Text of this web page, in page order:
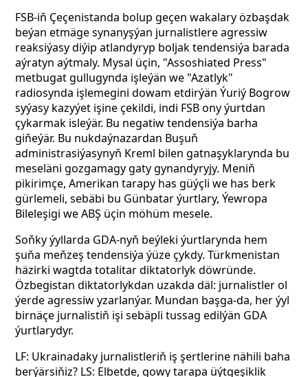
FSB-iň Çeçenistanda bolup geçen wakalary özbaşdak
beýan etmäge synanyşýan jurnalistlere agressiw
reaksiýasy diýip atlandyryp boljak tendensiýa barada
aýratyn aýtmaly. Mysal üçin, "Assoshiated Press"
metbugat gullugynda işleýän we "Azatlyk"
radiosynda işlemegini dowam etdirýän Ýuriý Bogrow
syýasy kazyýet işine çekildi, indi FSB ony ýurtdan
çykarmak isleýär. Bu negatiw tendensiýa barha
giňeýär. Bu nukdaýnazardan Buşuň
administrasiýasynyň Kreml bilen gatnaşyklarynda bu
meseläni gozgamagy gaty gynandyryjy. Meniň
pikirimçe, Amerikan tarapy has güýçli we has berk
gürlemeli, sebäbi bu Günbatar ýurtlary, Ýewropa
Bileleşigi we ABŞ üçin möhüm mesele.
Soňky ýyllarda GDA-nyň beýleki ýurtlarynda hem
şuňa meňzeş tendensiýa ýüze çykdy. Türkmenistan
häzirki wagtda totalitar diktatorlyk döwründe.
Özbegistan diktatorlykdan uzakda däl: jurnalistler ol
ýerde agressiw yzarlanýar. Mundan başga-da, her ýyl
birnäçe jurnalistiň işi sebäpli tussag edilýän GDA
ýurtlarydyr.
LF: Ukrainadaky jurnalistleriň iş şertlerine nähili baha
berýärsiňiz? LS: Elbetde, gowy tarapa üýtgeşiklik